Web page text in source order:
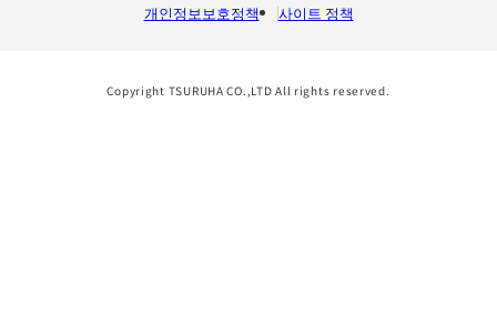
개인정보보호정책 사이트 정책
Copyright TSURUHA CO.,LTD All rights reserved.